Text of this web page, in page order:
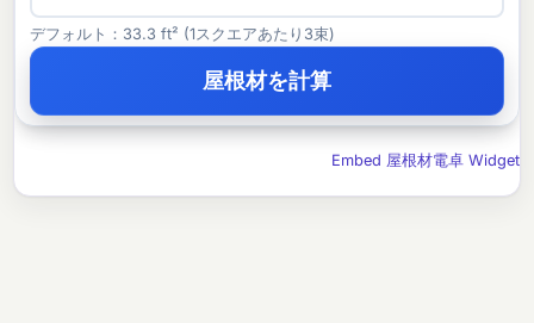
デフォルト：33.3 ft² (1スクエアあたり3束)
屋根材を計算
Embed 屋根材電卓 Widget